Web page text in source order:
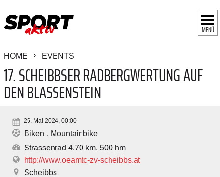
MENÜ
HOME EVENTS
17. SCHEIBBSER RADBERGWERTUNG AUF
DEN BLASSENSTEIN
25. Mai 2024, 00:00
Biken
Mountainbike
Strassenrad 4.70 km, 500 hm
http://www.oeamtc-zv-scheibbs.at
Scheibbs